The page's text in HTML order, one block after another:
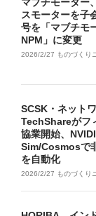
スモーターを子
号を「マブチモ
NPM」に変更
2026/2/27 ものづくり
SCSK・ネットワ
TechShareがフ
協業開始、
Sim/Cosmosで
を自動化
2026/2/27 ものづくり